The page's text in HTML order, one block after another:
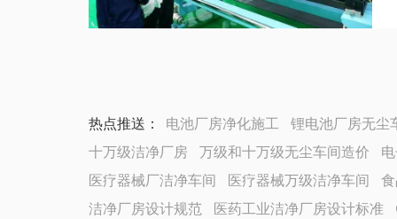
热点推送： 电池厂房净化施工
锂电池厂房无尘
十万级洁净厂房
万级和十万级无尘车间造价
医疗器械厂洁净车间
医疗器械万级洁净车间
洁净厂房设计规范
医药工业洁净厂房设计标准